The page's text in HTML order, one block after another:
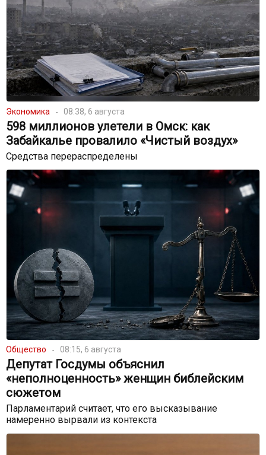
Экономика 08:38, 6 августа
598 миллионов улетели в Омск: как
Забайкалье провалило «Чистый воздух»
Средства перераспределены
Общество 08:15, 6 августа
Депутат Госдумы объяснил
«неполноценность» женщин библейским
сюжетом
Парламентарий считает, что его высказывание
намеренно вырвали из контекста